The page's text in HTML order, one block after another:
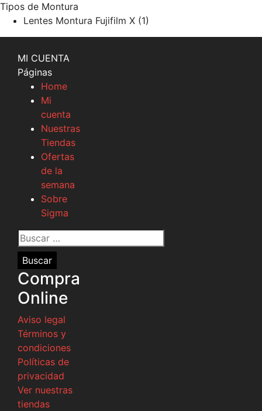
Tipos de Montura
Lentes Montura Fujifilm X (1)
MI CUENTA
Páginas
Home
Mi
cuenta
Nuestras
Tiendas
Ofertas
de la
semana
Sobre
Sigma
Buscar
por:
Compra
Online
Aviso legal
Términos y
condiciones
Políticas de
privacidad
Ver nuestras
tiendas